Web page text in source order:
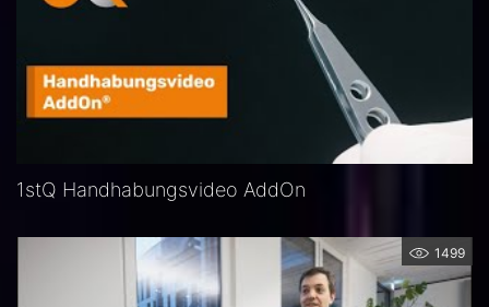
1stQ Handhabungsvideo AddOn
1499